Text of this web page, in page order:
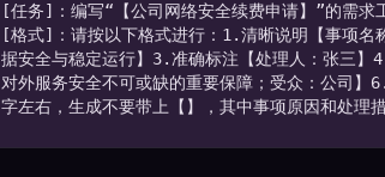
[任务]：编写“【公司网络安全续费申请】”的需求
[格式]：请按以下格式进行：1.清晰说明【事项名
据安全与稳定运行】3.准确标注【处理人：张三
对外服务安全不可或缺的重要保障；受众：公司
字左右，生成不要带上【】，其中事项原因和处理